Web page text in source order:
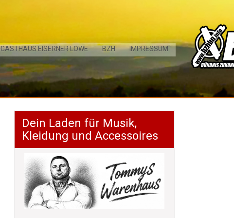
GASTHAUS EISERNER LÖWE BZH IMPRESSUM
Dein Laden für Musik,
Kleidung und Accessoires